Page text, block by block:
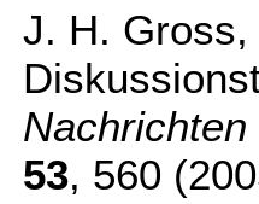
J. H. Gross,
53, 560